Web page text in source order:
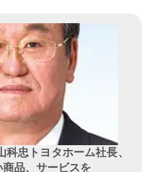
科忠トヨタホーム社長、
品、サービスを